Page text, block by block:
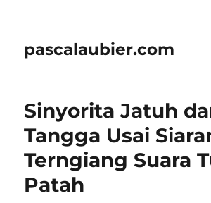
pascalaubier.com
Sinyorita Jatuh
Tangga Usai
Terngiang Suara
Patah